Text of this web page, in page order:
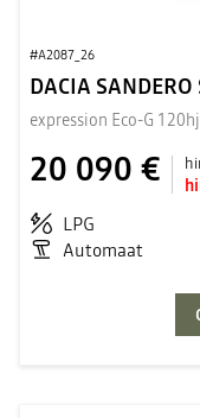
#A2087_26
DACIA SANDERO
expression Eco-G
20 090 €
LPG
Automaat